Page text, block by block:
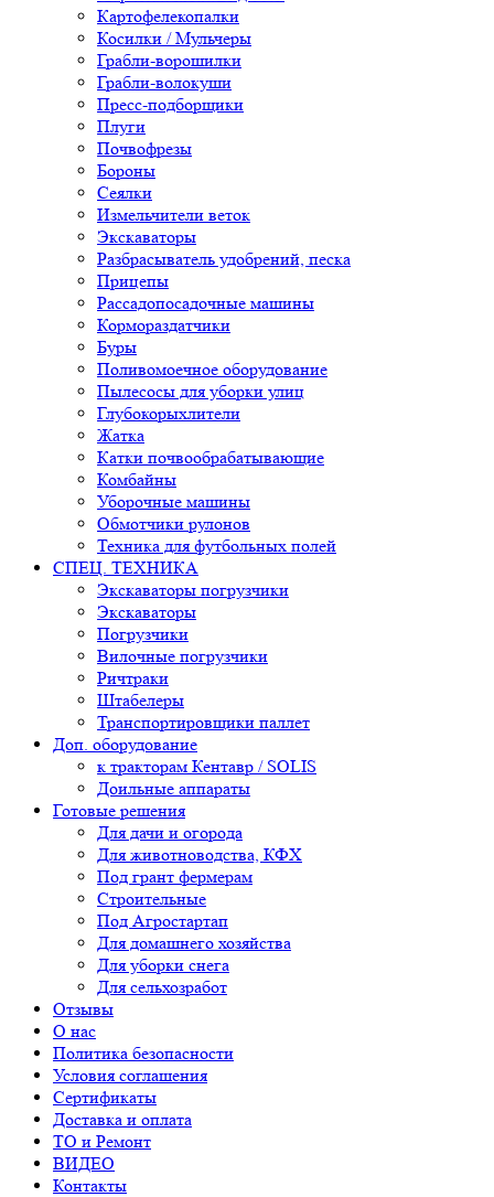
Картофелекопалки
Косилки / Мульчеры
Грабли-ворошилки
Грабли-волокуши
Пресс-подборщики
Плуги
Почвофрезы
Бороны
Сеялки
Измельчители веток
Экскаваторы
Разбрасыватель удобрений, песка
Прицепы
Рассадопосадочные машины
Кормораздатчики
Буры
Поливомоечное оборудование
Пылесосы для уборки улиц
Глубокорыхлители
Жатка
Катки почвообрабатывающие
Комбайны
Уборочные машины
Обмотчики рулонов
Техника для футбольных полей
СПЕЦ. ТЕХНИКА
Экскаваторы погрузчики
Экскаваторы
Погрузчики
Вилочные погрузчики
Ричтраки
Штабелеры
Транспортировщики паллет
Доп. оборудование
к тракторам Кентавр / SOLIS
Доильные аппараты
Готовые решения
Для дачи и огорода
Для животноводства, КФХ
Под грант фермерам
Строительные
Под Агростартап
Для домашнего хозяйства
Для уборки снега
Для сельхозработ
Отзывы
О нас
Политика безопасности
Условия соглашения
Сертификаты
Доставка и оплата
ТО и Ремонт
ВИДЕО
Контакты